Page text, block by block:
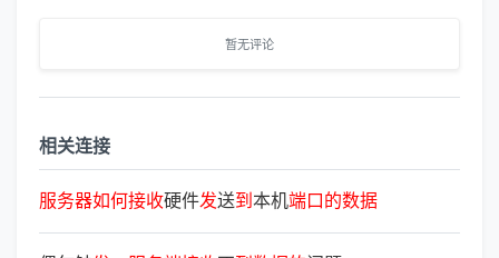
暂无评论
相关连接
服务器如何接收硬件发送到 本机端口 的数据